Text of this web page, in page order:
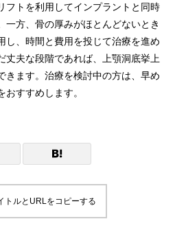
フトを利用してインプラントと同時
一方、骨の厚みがほとんどないとき
し、時間と費用を投じて治療を進め
丈夫な段階であれば、上顎洞底挙上
きます。治療を検討中の方は、早め
すすめします。
トルとURLをコピーする